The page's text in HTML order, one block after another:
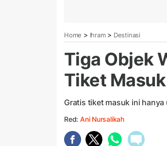
Home > Ihram> Destinasi
Tiga Objek
Tiket
Gratis tiket masuk ini
Red: Ani Nursalikah